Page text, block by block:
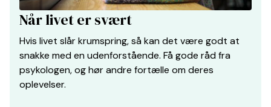
Når livet er svært
Hvis livet slår krumspring, så kan det være godt at
snakke med en udenforstående. Få gode råd fra
psykologen, og hør andre fortælle om deres
oplevelser.